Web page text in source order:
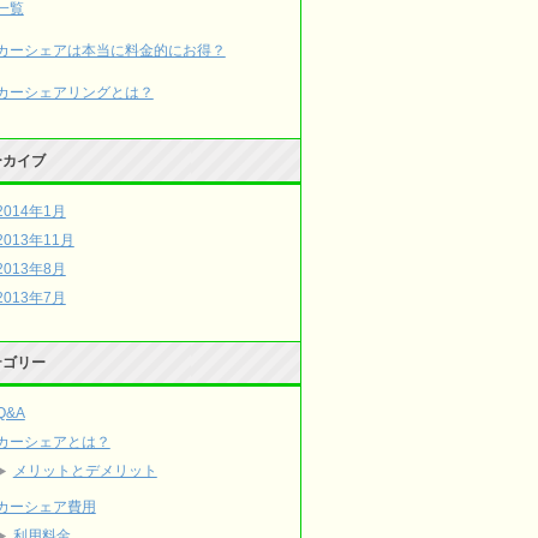
覧
ーシェアは本当に料金的にお得？
ーシェアリングとは？
イブ
年1月
年11月
年8月
年7月
リー
ーシェアとは？
メリットとデメリット
ーシェア費用